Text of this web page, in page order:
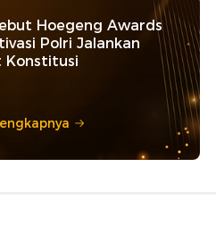
Hoegeng Awards
Polri Jalankan
Konstitusi